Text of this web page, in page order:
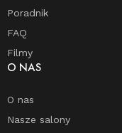
Poradnik
FAQ
Filmy
O NAS
O nas
Nasze salony